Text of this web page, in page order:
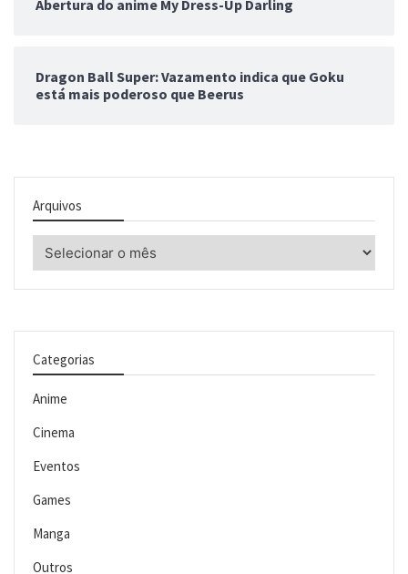
Abertura do anime My Dress-Up Darling
Dragon Ball Super: Vazamento indica que Goku
está mais poderoso que Beerus
Arquivos
Arquivos
Categorias
Anime
Cinema
Eventos
Games
Manga
Outros